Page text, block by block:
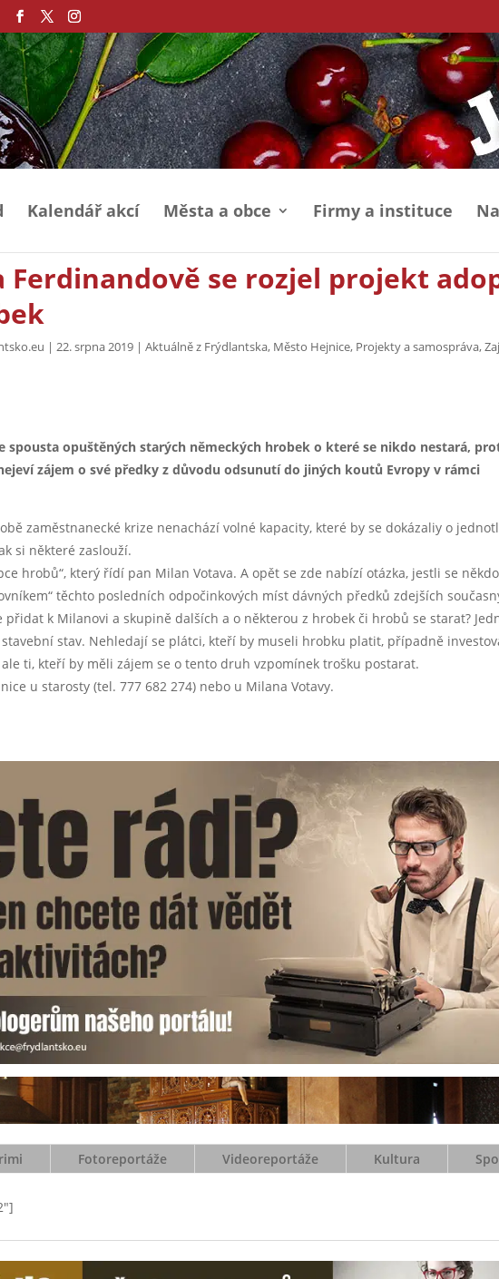
Kalendář akcí Města a obce Firmy a instituce
Ferdinandově se rozjel projekt
|22. srpna 2019 |Aktuálně z Frýdlantska, Město Hejnice, Projekty a samospráva,
spousta opuštěných starých německých hrobek o které se nikdo nestará,
zájem o své předky z důvodu odsunutí do jiných koutů Evropy v rámci
zaměstnanecké krize nenachází volné kapacity, které by se dokázaliy o
si některé zaslouží.
hrobů“, který řídí pan Milan Votava. A opět se zde nabízí otázka, jestli se
těchto posledních odpočinkových míst dávných předků zdejších
přidat k Milanovi a skupině dalších a o některou z hrobek či hrobů se starat?
stav. Nehledají se plátci, kteří by museli hrobku platit, případně
ti, kteří by měli zájem se o tento druh vzpomínek trošku postarat.
u starosty (tel. 777 682 274) nebo u Milana Votavy.
Fotoreportáže Videoreportáže Kultura